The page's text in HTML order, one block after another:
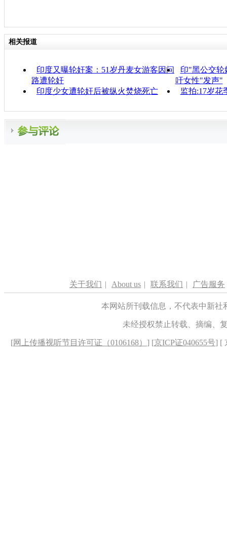
相关报道
印度又曝轮奸案：51岁丹麦女游客因问
路遭轮奸
印"黑公交轮
吁女性"发声"
印度少女遭轮奸后被纵火焚烧死亡
监拍:17岁花
关于我们 | About us | 联系我们 | 广告服务
本网站所刊载信息，不代表中新
未经授权禁止转载、摘编、
[网上传播视听节目许可证（0106168） ] [京ICP证040655号] [